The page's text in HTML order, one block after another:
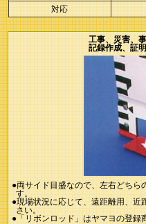
対応
工事、災害、
記録作成、証
●両サイド目盛なので、左右どちら
す。
●現場状況に応じて、遠距離用、近
さい。
●「リボンロッド」はヤマヨの登録